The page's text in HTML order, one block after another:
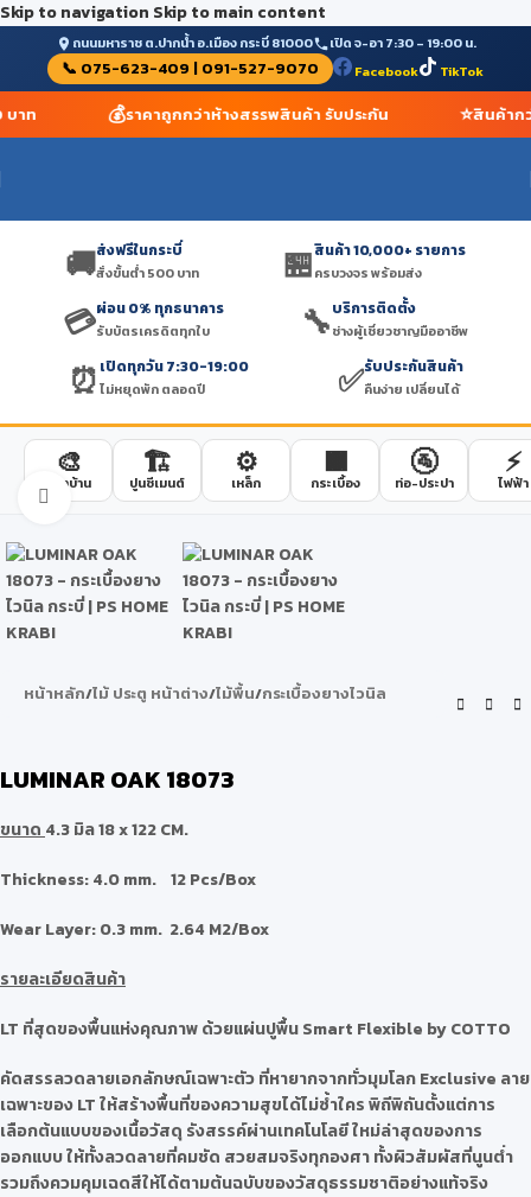
Skip to navigation Skip to main content
ถนนมหาราช ต.ปากน้ำ อ.เมือง กระบี่ 81000 เปิด จ-อา 7:30 – 19:00 น.
📞 075-623-409 | 091-527-9070 Facebook TikTok
บาท 💰ราคาถูกกว่าห้างสรรพสินค้า รับประกัน ⭐สินค้าก
🚚ส่งฟรีในกระบี่
สั่งขั้นต่ำ 500 บาท 🏪สินค้า 10,000+ รายการ
ครบวงจร พร้อมส่ง
💳ผ่อน 0% ทุกธนาคาร
รับบัตรเครดิตทุกใบ 🔧บริการติดตั้ง
ช่างผู้เชี่ยวชาญมืออาชีพ
⏰ เปิดทุกวัน 7:30-19:00
ไม่หยุดพัก ตลอดปี ✅รับประกันสินค้า
คืนง่าย เปลี่ยนได้
🎨
สีทาบ้าน
🏗️
ปูนซีเมนต์
⚙️
เหล็ก
🟫
กระเบื้อง
🚰
ท่อ-ประปา
⚡
ไฟฟ้า
Click to enlarge
หน้าหลัก/ไม้ ประตู หน้าต่าง/ไม้พื้น/กระเบื้องยางไวนิล
LUMINAR OAK 18073
ขนาด 4.3 มิล18 x 122 CM.
Thickness: 4.0 mm. 12 Pcs/Box
Wear Layer: 0.3 mm. 2.64 M2/Box
รายละเอียดสินค้า
LT ที่สุดของพื้นแห่งคุณภาพ ด้วยแผ่นปูพื้น Smart Flexible by COTTO
คัดสรรลวดลายเอกลักษณ์เฉพาะตัว ที่หายากจากทั่วมุมโลก Exclusive ลาย
เฉพาะของ LT ให้สร้างพื้นที่ของความสุขได้ไม่ซ้ำใคร พิถีพิถันตั้งแต่การ
เลือกต้นแบบของเนื้อวัสดุ รังสรรค์ผ่านเทคโนโลยี ใหม่ล่าสุดของการ
ออกแบบ ให้ทั้งลวดลายที่คมชัด สวยสมจริงทุกองศา ทั้งผิวสัมผัสที่นูนต่ำ
รวมถึงควมคุมเฉดสีให้ได้ตามต้นฉบับของวัสดุธรรมชาติอย่างแท้จริง